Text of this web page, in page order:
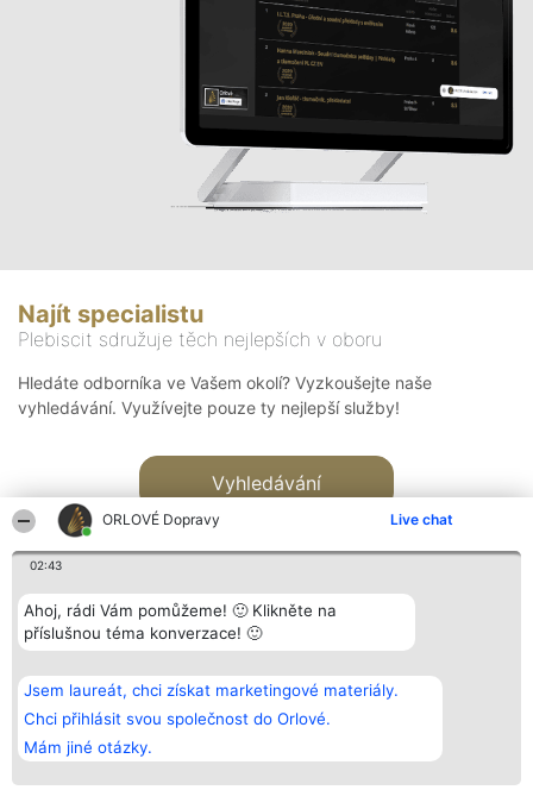
ORLOVÉ Dopravy Live chat
02:43
Ahoj, rádi Vám pomůžeme! 🙂 Klikněte na
příslušnou téma konverzace! 🙂
Jsem laureát, chci získat marketingové materiály.
Chci přihlásit svou společnost do Orlové.
Mám jiné otázky.
Najít specialistu
Plebiscit sdružuje těch nejlepších v oboru
Hledáte odborníka ve Vašem okolí? Vyzkoušejte naše
vyhledávání. Využívejte pouze ty nejlepší služby!
Vyhledávání
Bright Side Solutions sp. z o.
o. sp. k.
ul. Ruska 22
Wrocław 50-079
KRS 0000749100 | Regon
381313360 | NIP 8943132676
Vítězové
Seznam všech
laureátů
Zásady
Zásady
Kontakt